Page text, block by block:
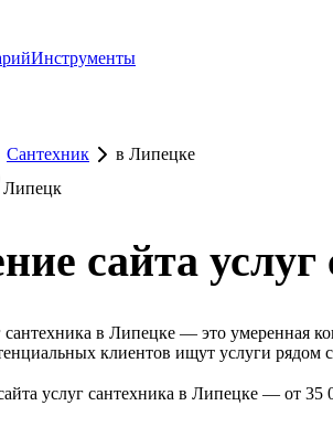
Инструменты
Сантехник
в Липецке
Липецк
сайта
в Липецке — это умеренная
клиентов ищут услуги рядом
услуг сантехника в Липецке — от